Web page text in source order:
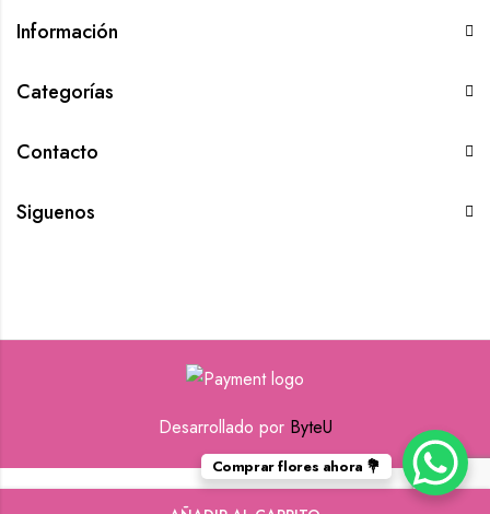
Información
Categorías
Contacto
Siguenos
Desarrollado por ByteU
Comprar flores ahora 💐